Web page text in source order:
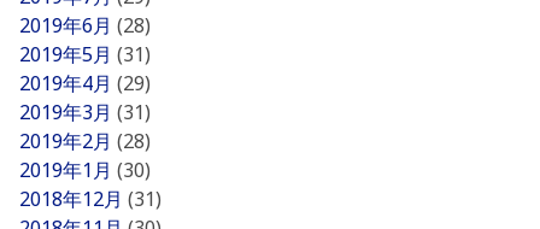
2019年6月 (28)
2019年5月 (31)
2019年4月 (29)
2019年3月 (31)
2019年2月 (28)
2019年1月 (30)
2018年12月 (31)